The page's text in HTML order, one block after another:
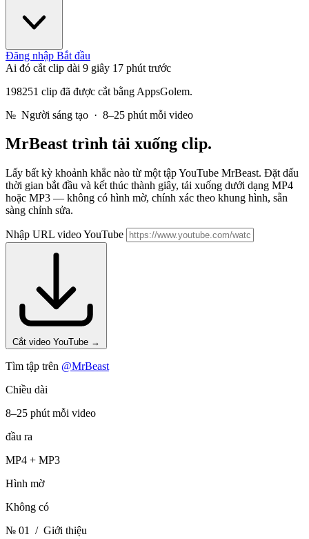
Đăng nhập Bắt đầu
Ai đó cắt clip dài 9 giây 17 phút trước
198251 clip đã được cắt bằng AppsGolem.
№ Người sáng tạo · 8–25 phút mỗi video
MrBeast trình tải xuống clip.
Lấy bất kỳ khoảnh khắc nào từ một tập YouTube MrBeast. Đặt dấu
thời gian bắt đầu và kết thúc thành giây, tải xuống dưới dạng MP4
hoặc MP3 — không có hình mờ, chính xác theo khung hình, sẵn
sàng chỉnh sửa.
Nhập URL video YouTube
Cắt video YouTube →
Tìm tập trên @MrBeast
Chiều dài
8–25 phút mỗi video
đầu ra
MP4 + MP3
Hình mờ
Không có
№ 01
/ Giới thiệu